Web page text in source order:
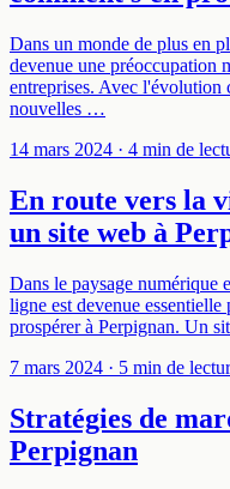
Dans un monde de plus en
devenue une préoccupation
entreprises. Avec l'évolution
nouvelles …
14 mars 2024 · 4 min de
En route vers la
un site web à
Dans le paysage numérique
ligne est devenue essentielle
prospérer à Perpignan. Un
7 mars 2024 · 5 min de
Stratégies de
Perpignan